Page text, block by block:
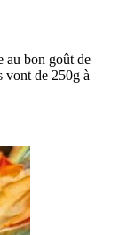
au bon goût de
vont de 250g à